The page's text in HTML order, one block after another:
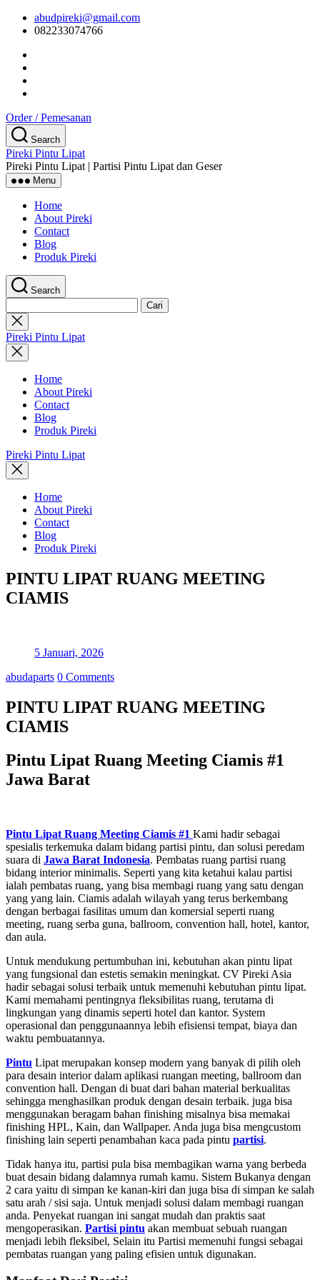
Skip
content
abudpireki@gmail.com
082233074766
Order / Pemesanan
Search
Pireki Pintu Lipat
Pireki Pintu Lipat | Partisi Pintu Lipat dan Geser
Menu
Home
About Pireki
Contact
Blog
Produk Pireki
Search
untuk:
Close
search
Pireki Pintu Lipat
Home
About Pireki
Contact
Blog
Produk Pireki
Pireki Pintu Lipat
Home
About Pireki
Contact
Blog
Produk Pireki
PINTU LIPAT RUANG MEETING
CIAMIS
5 Januari, 2026
abudaparts 0 Comments
PINTU LIPAT RUANG MEETING
CIAMIS
Pintu Lipat Ruang Meeting Ciamis #1
Jawa Barat
Pintu Lipat Ruang Meeting Ciamis #1 Kami hadir sebagai
spesialis terkemuka dalam bidang partisi pintu, dan solusi peredam
suara di Jawa Barat Indonesia. Pembatas ruang partisi ruang
bidang interior minimalis. Seperti yang kita ketahui kalau partisi
ialah pembatas ruang, yang bisa membagi ruang yang satu dengan
yang yang lain. Ciamis adalah wilayah yang terus berkembang
dengan berbagai fasilitas umum dan komersial seperti ruang
meeting, ruang serba guna, ballroom, convention hall, hotel, kantor,
dan aula.
Untuk mendukung pertumbuhan ini, kebutuhan akan pintu lipat
yang fungsional dan estetis semakin meningkat. CV Pireki Asia
hadir sebagai solusi terbaik untuk memenuhi kebutuhan pintu lipat.
Kami memahami pentingnya fleksibilitas ruang, terutama di
lingkungan yang dinamis seperti hotel dan kantor. System
operasional dan penggunaannya lebih efisiensi tempat, biaya dan
waktu pembuatannya.
Pintu Lipat merupakan konsep modern yang banyak di pilih oleh
para desain interior dalam aplikasi ruangan meeting, ballroom dan
convention hall. Dengan di buat dari bahan material berkualitas
sehingga menghasilkan produk dengan desain terbaik. juga bisa
menggunakan beragam bahan finishing misalnya bisa memakai
finishing HPL, Kain, dan Wallpaper. Anda juga bisa mengcustom
finishing lain seperti penambahan kaca pada pintu partisi.
Tidak hanya itu, partisi pula bisa membagikan warna yang berbeda
buat desain bidang dalamnya rumah kamu. Sistem Bukanya dengan
2 cara yaitu di simpan ke kanan-kiri dan juga bisa di simpan ke salah
satu arah / sisi saja. Untuk menjadi solusi dalam membagi ruangan
anda. Penyekat ruangan ini sangat mudah dan praktis saat
mengoperasikan. Partisi pintu akan membuat sebuah ruangan
menjadi lebih fleksibel, Selain itu Partisi memenuhi fungsi sebagai
pembatas ruangan yang paling efisien untuk digunakan.